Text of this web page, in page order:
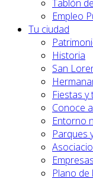
Tablón
Empleo
Tu ciudad
Historia
San
Fiestas
Conoce
Entorno
Parques
Plano de